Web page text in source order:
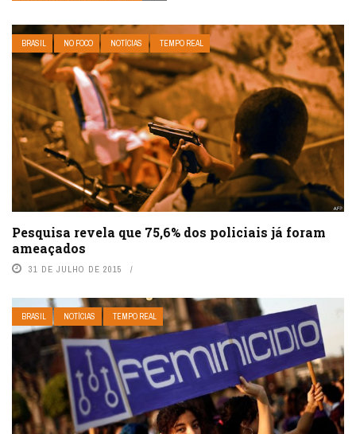
BRASIL NO FOCO NOTÍCIAS TEMPO REAL
Pesquisa revela que 75,6% dos policiais já foram
ameaçados
31 DE JULHO DE 2015
BRASIL NOTÍCIAS TEMPO REAL